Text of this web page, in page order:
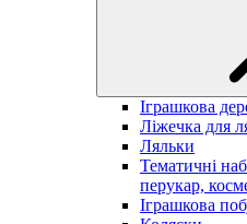
Іграшкова
Ліжечка для
Ляльки
Тематичні
перукар,
Іграшкова